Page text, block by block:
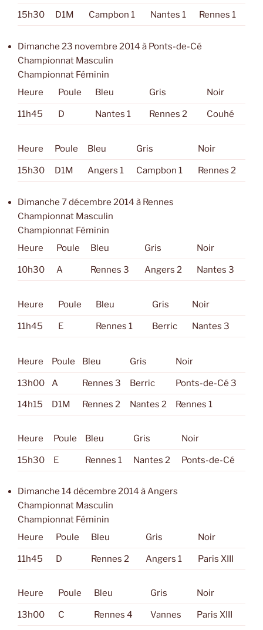
15h30 D1M Campbon 1 Nantes 1 Rennes 1
Dimanche 23 novembre 2014 à Ponts-de-Cé
Championnat Masculin
Championnat Féminin
Heure
Poule Bleu Gris Noir
11h45 D Nantes 1 Rennes 2 Couhé
Heure Poule Bleu Gris Noir
15h30 D1M Angers 1 Campbon 1 Rennes 2
Dimanche 7 décembre 2014 à Rennes
Championnat Masculin
Championnat Féminin
Heure
Poule Bleu Gris Noir
10h30 A Rennes 3 Angers 2 Nantes 3
Heure Poule Bleu Gris Noir
11h45 E Rennes 1 Berric Nantes 3
Heure Poule Bleu Gris Noir
13h00 A Rennes 3 Berric
Ponts-de-Cé 3
14h15
D1M Rennes 2 Nantes 2 Rennes 1
Heure Poule Bleu Gris Noir
15h30 E Rennes 1 Nantes 2 Ponts-de-Cé
Dimanche 14 décembre 2014 à Angers
Championnat Masculin
Championnat Féminin
Heure
Poule Bleu Gris Noir
11h45 D Rennes 2 Angers 1 Paris XIII
Heure Poule Bleu Gris Noir
13h00 C Rennes 4 Vannes
Paris XIII